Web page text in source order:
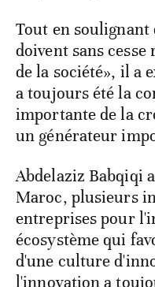
Tout en soulignant
doivent sans
de la société», il a
a toujours été la
importante de la
un générateur
Abdelaziz Babqiqi
Maroc, plusieurs
entreprises pour
écosystème qui
d'une culture
l'innovation a